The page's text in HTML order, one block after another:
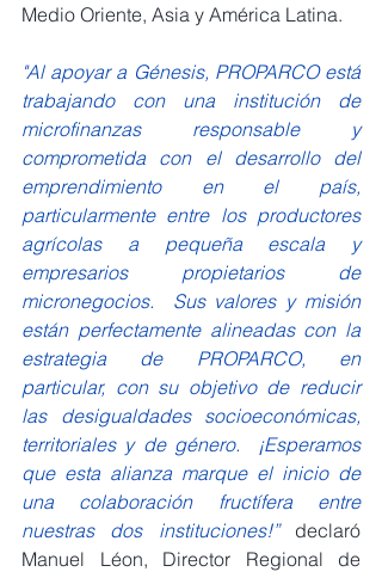
Medio Oriente, Asia y América Latina.
"Al apoyar a Génesis, PROPARCO está
trabajando con una institución de
microfinanzas responsable y
comprometida con el desarrollo del
emprendimiento en el país,
particularmente entre los productores
agrícolas a pequeña escala y
empresarios propietarios de
micronegocios.  Sus valores y misión
están perfectamente alineadas con la
estrategia de PROPARCO, en
particular, con su objetivo de reducir
las desigualdades socioeconómicas,
territoriales y de género.  ¡Esperamos
que esta alianza marque el inicio de
una colaboración fructífera entre
nuestras dos instituciones!” declaró
Manuel Léon, Director Regional de